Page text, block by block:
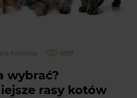
Kosińska 6997
wybrać?
rasy kotów